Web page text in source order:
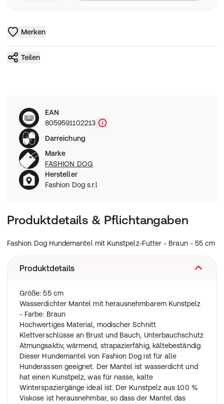
Merken
Teilen
EAN
8059591102213
Darreichung
Marke
FASHION DOG
Hersteller
Fashion Dog s.r.l
Produktdetails & Pflichtangaben
Fashion Dog Hundemantel mit Kunstpelz-Futter - Braun - 55 cm
Produktdetails
Größe: 55 cm
Wasserdichter Mantel mit herausnehmbarem Kunstpelz
- Farbe: Braun
Hochwertiges Material, modischer Schnitt
Klettverschlüsse an Brust und Bauch, Unterbauchschutz
Atmungsaktiv, wärmend, strapazierfähig, kältebeständig
Dieser Hundemantel von Fashion Dog ist für alle
Hunderassen geeignet. Der Mantel ist wasserdicht und
hat einen Kunstpelz, was für nasse, kalte
Winterspaziergänge ideal ist. Der Kunstpelz aus 100 %
Viskose ist herausnehmbar, so dass der Mantel das